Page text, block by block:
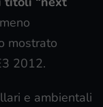
mostrato
2012.
e ambientali